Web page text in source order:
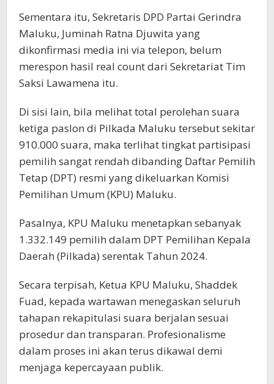
Sementara itu, Sekretaris DPD Partai Gerindra
Maluku, Juminah Ratna Djuwita yang
dikonfirmasi media ini via telepon, belum
merespon hasil real count dari Sekretariat Tim
Saksi Lawamena itu.
Di sisi lain, bila melihat total perolehan suara
ketiga paslon di Pilkada Maluku tersebut sekitar
910.000 suara, maka terlihat tingkat partisipasi
pemilih sangat rendah dibanding Daftar Pemilih
Tetap (DPT) resmi yang dikeluarkan Komisi
Pemilihan Umum (KPU) Maluku.
Pasalnya, KPU Maluku menetapkan sebanyak
1.332.149 pemilih dalam DPT Pemilihan Kepala
Daerah (Pilkada) serentak Tahun 2024.
Secara terpisah, Ketua KPU Maluku, Shaddek
Fuad, kepada wartawan menegaskan seluruh
tahapan rekapitulasi suara berjalan sesuai
prosedur dan transparan. Profesionalisme
dalam proses ini akan terus dikawal demi
menjaga kepercayaan publik.